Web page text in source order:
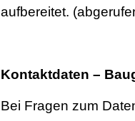
aufbereitet.
Kontaktdaten –
Bei Fragen zum